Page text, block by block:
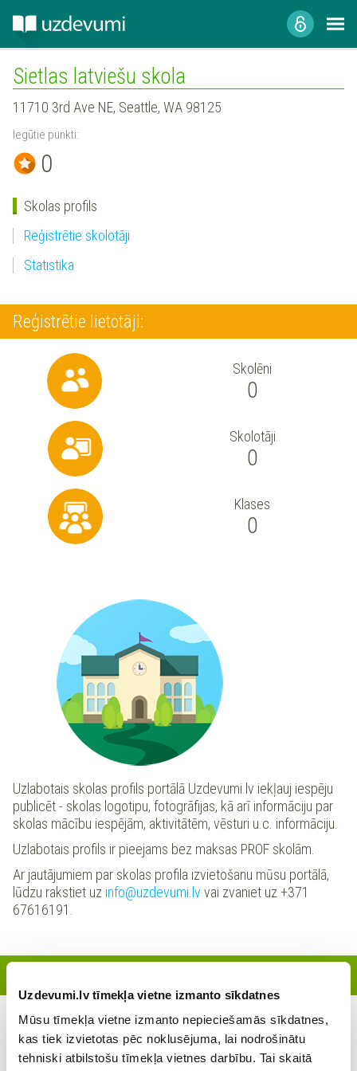
Uzdevumi.lv tīmekļa vietne izmanto sīkdatnes
Mūsu tīmekļa vietne izmanto nepieciešamās sīkdatnes,
kas tiek izvietotas pēc noklusējuma, lai nodrošinātu
tehniski atbilstošu tīmekļa vietnes darbību. Tai skaitā
Sietlas latviešu skola
11710 3rd Ave NE, Seattle, WA 98125
Iegūtie punkti:
0
Skolas profils
Reģistrētie skolotāji
Statistika
Reģistrētie lietotāji:
Skolēni
0
Skolotāji
0
Klases
0
Uzlabotais skolas profils portālā Uzdevumi.lv iekļauj iespēju
publicēt - skolas logotipu, fotogrāfijas, kā arī informāciju par
skolas mācību iespējām, aktivitātēm, vēsturi u.c. informāciju.
Uzlabotais profils ir pieejams bez maksas PROF skolām.
Ar jautājumiem par skolas profila izvietošanu mūsu portālā,
lūdzu rakstiet uz info@uzdevumi.lv vai zvaniet uz +371
67616191.
Šajā skolā šobrīd nav reģistrējies neviens skolotājs